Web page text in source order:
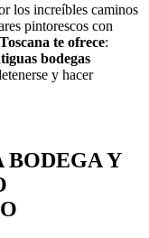
los increíbles caminos
pintorescos con
te ofrece:
bodegas
y hacer
BODEGA Y